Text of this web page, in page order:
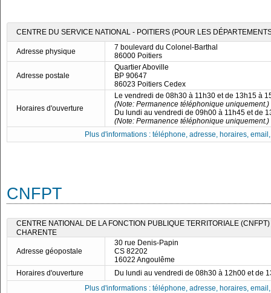
CENTRE DU SERVICE NATIONAL - POITIERS (POUR LES
Adresse physique
7 boulevard du Colonel-Barthal
86000 Poitiers
Adresse postale
Quartier Aboville
BP 90647
86023 Poitiers Cedex
Horaires d'ouverture
Le vendredi de 08h30 à 11h30 et de 13h15 à
(Note: Permanence téléphonique uniquement.)
Du lundi au vendredi de 09h00 à 11h45 et de
(Note: Permanence téléphonique uniquement.)
Plus d'informations : téléphone, adresse, horaires,
CNFPT
CENTRE NATIONAL DE LA FONCTION PUBLIQUE TERRITORIALE
CHARENTE
Adresse géopostale
30 rue Denis-Papin
CS 82202
16022 Angoulême
Horaires d'ouverture
Du lundi au vendredi de 08h30 à 12h00 et de
Plus d'informations : téléphone, adresse, horaires,